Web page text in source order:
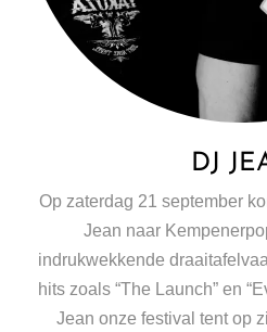
DJ
Op zaterdag 21 september
Jean naar
indrukwekkende
hits zoals “The Launch” en
Jean onze festival tent op